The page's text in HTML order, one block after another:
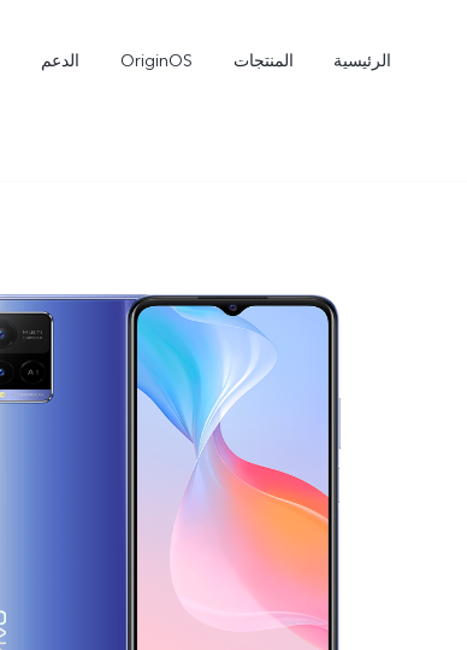
الرئيسية المنتجات OriginOS الدعم
Y04